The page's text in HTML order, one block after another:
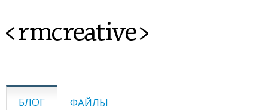
<rmcreative>
БЛОГ ФАЙЛЫ